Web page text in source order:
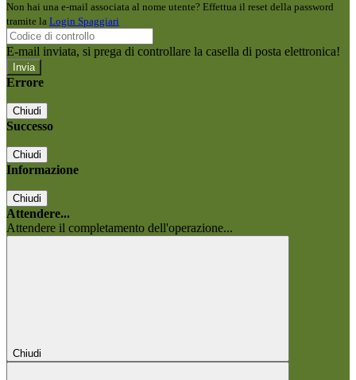
Non hai una e-mail associata al nome utente? Effettua il reset della password
tramite la Login Spaggiari
E-mail inviata, si prega di controllare la casella di posta elettronica!
Errore
Chiudi
Successo
Chiudi
Informazione
Chiudi
Attendere...
Attendere il completamento dell'operazione...
Chiudi